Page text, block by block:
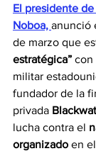
El presidente
Noboa, anunció
de marzo que
estratégica” con
militar
fundador de la
privada
lucha contra el
organizado en